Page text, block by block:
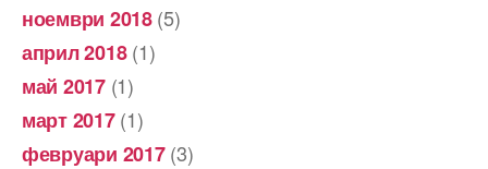
ноември 2018(5)
април 2018(1)
май 2017(1)
март 2017(1)
февруари 2017(3)